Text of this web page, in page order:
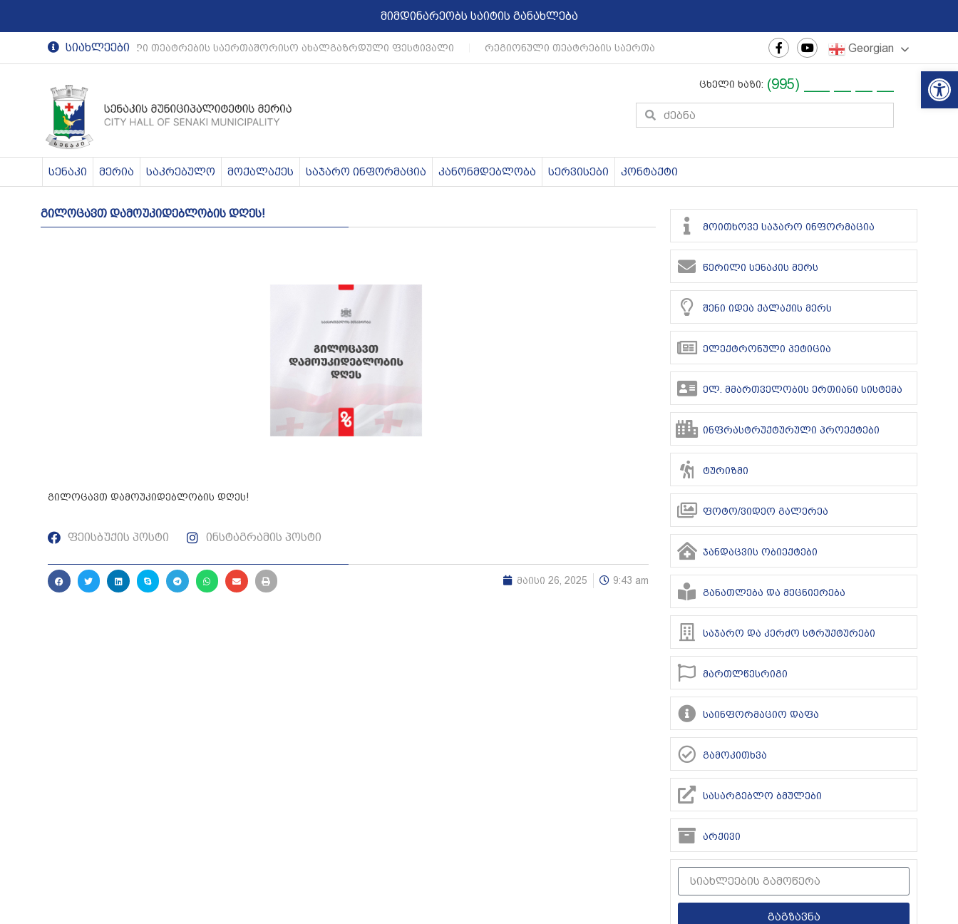
მიმდინარეობს საიტის განახლება
სიახლეები
რეგიონული თეატრების საერთაშორისო ახალგაზრდული ფესტივალი რეგიონული თეატრების საერთაშორისო ახალგაზრდული ფესტივალი | რეგიონული
Georgian
ცხელი ხაზი: (995) ___ __ __ __
სენაკი მერია საკრებულო მოქალაქეს საჯარო ინფორმაცია კანონმდებლობა სერვისები კონტაქტი
გილოცავთ დამოუკიდებლობის დღეს!
გილოცავთ დამოუკიდებლობის დღეს!
ფეისბუქის პოსტი ინსტაგრამის პოსტი
მაისი 26, 2025 9:43 am
მოითხოვე საჯარო ინფორმაცია
წერილი სენაკის მერს
შენი იდეა ქალაქის მერს
ელექტრონული პეტიცია
ელ. მმართველობის ერთიანი სისტემა
ინფრასტრუქტურული პროექტები
ტურიზმი
ფოტო/ვიდეო გალერეა
ჯანდაცვის ობიექტები
განათლება და მეცნიერება
საჯარო და კერძო სტრუქტურები
მართლწესრიგი
საინფორმაციო დაფა
გამოკითხვა
სასარგებლო ბმულები
არქივი
გაგზავნა